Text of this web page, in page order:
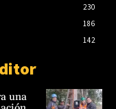
230
186
142
una